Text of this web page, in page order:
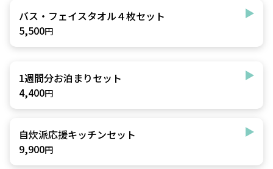
バス・フェイスタオル４枚セット
5,500円
1週間分お泊まりセット
4,400円
自炊派応援キッチンセット
9,900円